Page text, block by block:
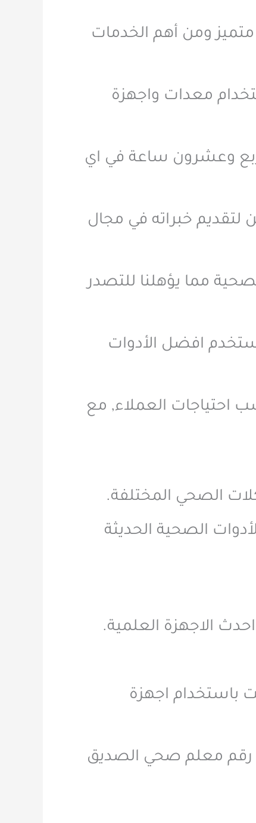
ومن أهم الخدمات
معدات واجهزة
أربع وعشرون ساعة في اي
خبراته في مجال
مما يؤهلنا للتصدر
افضل الأدوات
العملاء, مع
الصحي المختلفة.
الصحية الحديثة
الاجهزة العلمية.
باستخدام اجهزة
رقم معلم صحي الصديق